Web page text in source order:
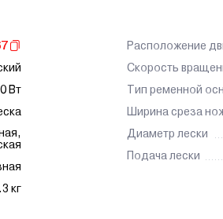
Вт
кг
Расположение
Скорость
Тип ременной
Ширина среза
Диаметр лески
Подача лески